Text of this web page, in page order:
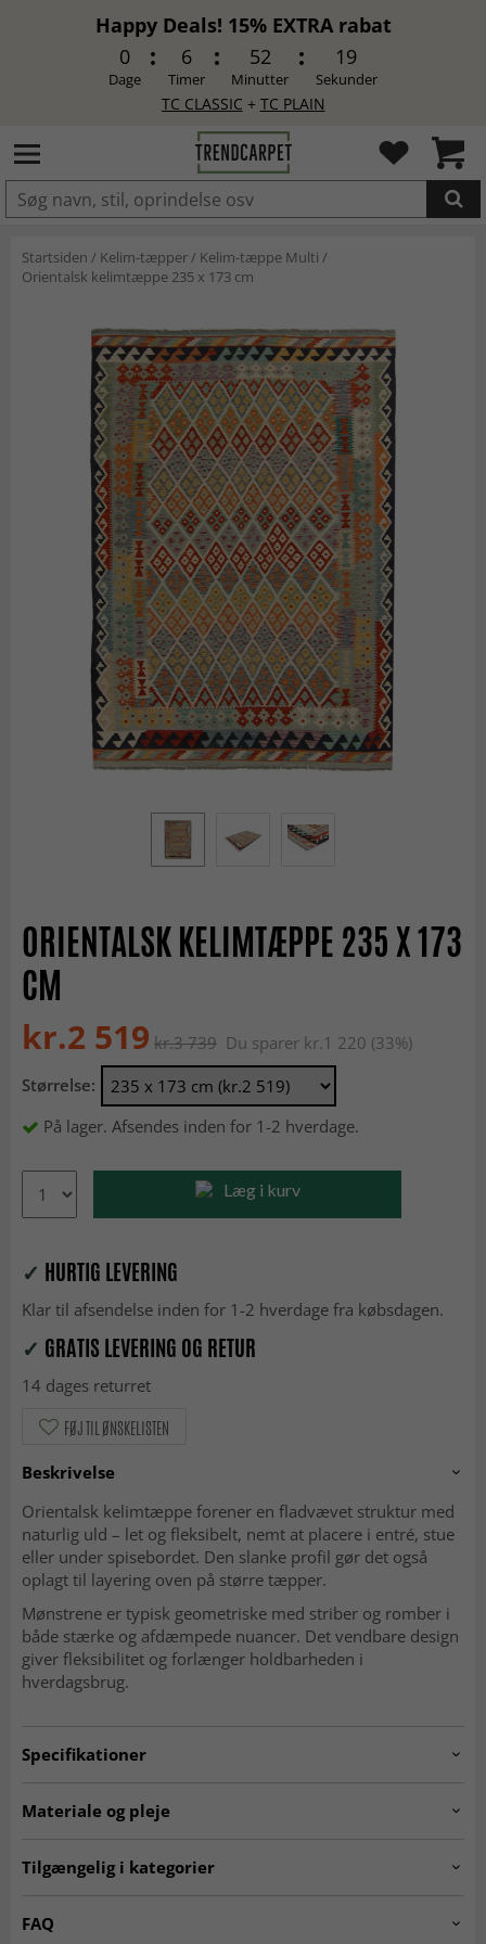
Happy Deals! 15% EXTRA rabat
0
Dage
6
Timer
52
Minutter
19
Sekunder
TC CLASSIC + TC PLAIN
LAGT I INDKØBSKURVEN.
Startsiden / Kelim-tæpper/ Kelim-tæppe Multi /
Orientalsk kelimtæppe 235 x 173 cm
ORIENTALSK KELIMTÆPPE 235 X 173
CM
kr.2 519 kr.3 739 Du sparer kr.1 220 (33%)
Størrelse:
På lager. Afsendes inden for 1-2 hverdage.
Læg i kurv
✓ HURTIG LEVERING
Klar til afsendelse inden for 1-2 hverdage fra købsdagen.
✓ GRATIS LEVERING OG RETUR
14 dages returret
FØJ TIL ØNSKELISTEN
Beskrivelse
Orientalsk kelimtæppe forener en fladvævet struktur med
naturlig uld – let og fleksibelt, nemt at placere i entré, stue
eller under spisebordet. Den slanke profil gør det også
oplagt til layering oven på større tæpper.
Mønstrene er typisk geometriske med striber og romber i
både stærke og afdæmpede nuancer. Det vendbare design
giver fleksibilitet og forlænger holdbarheden i
hverdagsbrug.
Specifikationer
Vævning
Materiale og pleje
Materiale
Uld
Tilgængelig i kategorier
FAQ